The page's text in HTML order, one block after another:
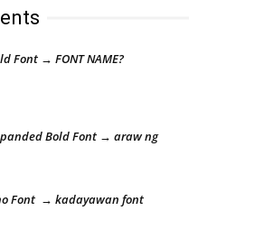
Font → FONT NAME?
Bold Font → araw ng
Font → kadayawan font